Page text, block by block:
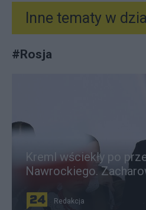
Inne tematy w
#Rosja
Kreml wściekły po
Nawrockiego.
Redakcja